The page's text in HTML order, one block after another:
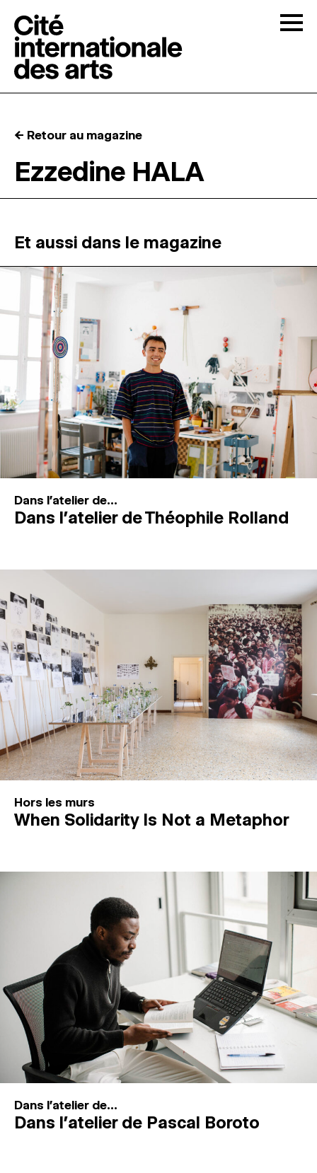
RÉSIDENCES ↓
ATELIERS OUVERTS
PROGRAMMATION
MAGAZINE
ESPACES DE PRATIQUE ARTISTIQUE ↓
Recherche
Connexion
← Retour au magazine
Ezzedine HALA
Et aussi dans le magazine
Dans l'atelier de...
Dans l’atelier de Théophile Rolland
Hors les murs
When Solidarity Is Not a Metaphor
Dans l'atelier de...
Dans l’atelier de Pascal Boroto